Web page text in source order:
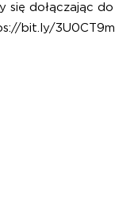
się dołączając do
bit.ly/3U0CT9m